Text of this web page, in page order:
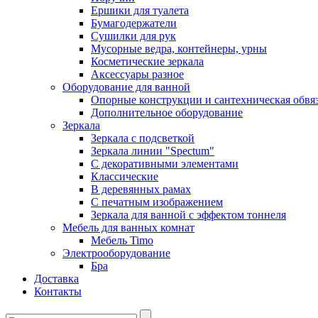
Ершики для туалета
Бумагодержатели
Сушилки для рук
Мусорные ведра, контейнеры, урны
Косметические зеркала
Аксессуары разное
Оборудование для ванной
Опорные конструкции и сантехническая
Дополнительное оборудование
Зеркала
Зеркала с подсветкой
Зеркала линии "Spectum"
С декоративными элементами
Классические
В деревянных рамах
С печатным изображением
Зеркала для ванной с эффектом тоннеля
Мебель для ванных комнат
Мебель Timo
Электрооборудование
Бра
Доставка
Контакты